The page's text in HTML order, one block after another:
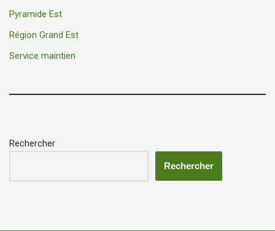
Pyramide Est
Région Grand Est
Service maintien
Rechercher
Rechercher